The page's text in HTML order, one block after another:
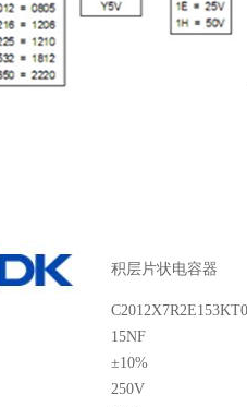
积层片状电容器
15NF
±10%
250V